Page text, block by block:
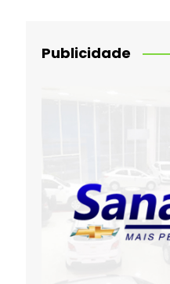
Publicidade